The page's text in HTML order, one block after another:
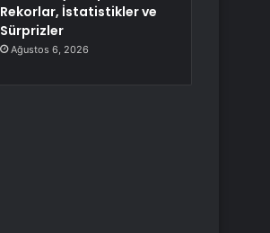
Rekorlar, İstatistikler ve
Sürprizler
Ağustos 6, 2026